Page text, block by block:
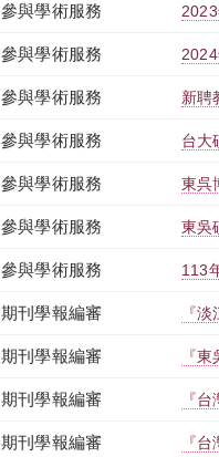
參與學術服務
參與學術服務
參與學術服務 新聘
參與學術服務 台大
參與學術服務 東呉
參與學術服務 東吳
參與學術服務 113
期刊學報編審 『
期刊學報編審 『
期刊學報編審 『
期刊學報編審 『